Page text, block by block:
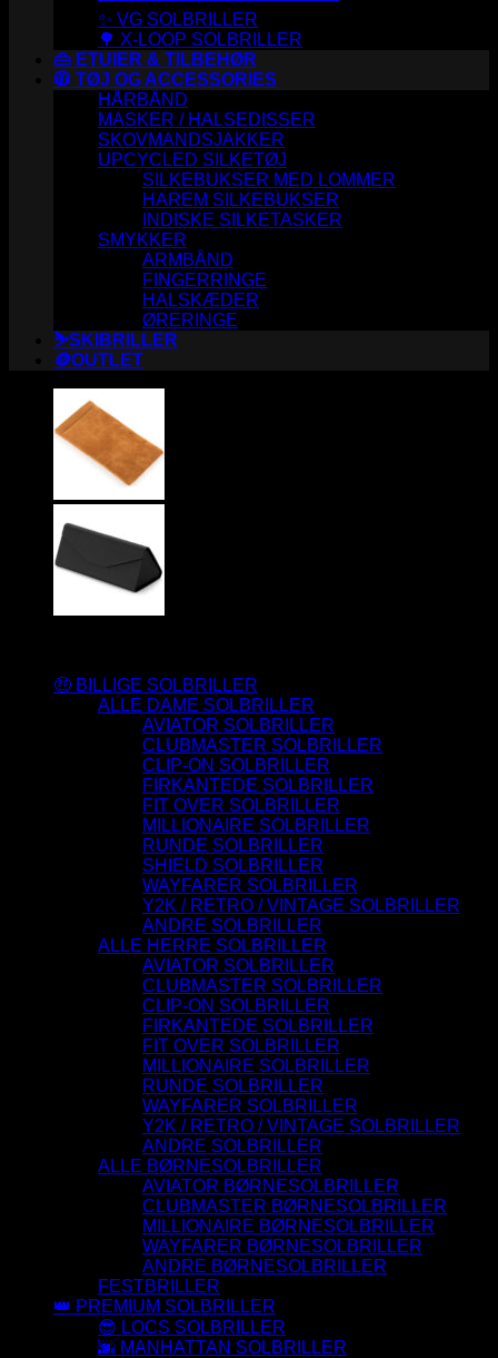
✨ VG SOLBRILLER
🌳 X-LOOP SOLBRILLER
👜 ETUIER & TILBEHØR
🧥 TØJ OG ACCESSORIES
HÅRBÅND
MASKER / HALSEDISSER
SKOVMANDSJAKKER
UPCYCLED SILKETØJ
SILKEBUKSER MED LOMMER
HAREM SILKEBUKSER
INDISKE SILKETASKER
SMYKKER
ARMBÅND
FINGERRINGE
HALSKÆDER
ØRERINGE
⛷️SKIBRILLER
🪙OUTLET
🤑 BILLIGE SOLBRILLER
ALLE DAME SOLBRILLER
AVIATOR SOLBRILLER
CLUBMASTER SOLBRILLER
CLIP-ON SOLBRILLER
FIRKANTEDE SOLBRILLER
FIT OVER SOLBRILLER
MILLIONAIRE SOLBRILLER
RUNDE SOLBRILLER
SHIELD SOLBRILLER
WAYFARER SOLBRILLER
Y2K / RETRO / VINTAGE SOLBRILLER
ANDRE SOLBRILLER
ALLE HERRE SOLBRILLER
AVIATOR SOLBRILLER
CLUBMASTER SOLBRILLER
CLIP-ON SOLBRILLER
FIRKANTEDE SOLBRILLER
FIT OVER SOLBRILLER
MILLIONAIRE SOLBRILLER
RUNDE SOLBRILLER
WAYFARER SOLBRILLER
Y2K / RETRO / VINTAGE SOLBRILLER
ANDRE SOLBRILLER
ALLE BØRNESOLBRILLER
AVIATOR BØRNESOLBRILLER
CLUBMASTER BØRNESOLBRILLER
MILLIONAIRE BØRNESOLBRILLER
WAYFARER BØRNESOLBRILLER
ANDRE BØRNESOLBRILLER
FESTBRILLER
👑 PREMIUM SOLBRILLER
😎 LOCS SOLBRILLER
🌆 MANHATTAN SOLBRILLER